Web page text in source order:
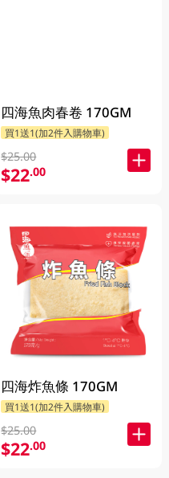
四海魚肉春卷 170GM
買1送1(加2件入購物車)
$25.00
$22.00
四海炸魚條 170GM
買1送1(加2件入購物車)
$25.00
$22.00